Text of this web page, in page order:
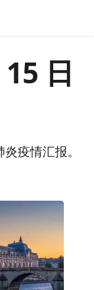
日
疫情汇报。